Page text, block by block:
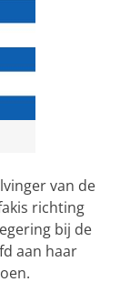
van de
richting
bij de
aan haar